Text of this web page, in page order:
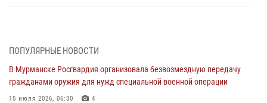
03 августа 2026, 12:23 4
Сотрудники вневедомственной охраны Росгвардии пресекли
хулиганские действия дебошира на автозаправочной станции
города Кандалакши
ПОПУЛЯРНЫЕ НОВОСТИ
В Мурманске Росгвардия организовала безвозмездную передачу
гражданами оружия для нужд специальной военной операции
15 июля 2026, 06:30 4